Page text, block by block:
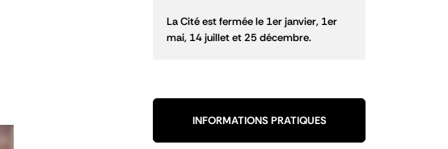
La Cité est fermée le 1er janvier, 1er
mai, 14 juillet et 25 décembre.
INFORMATIONS PRATIQUES